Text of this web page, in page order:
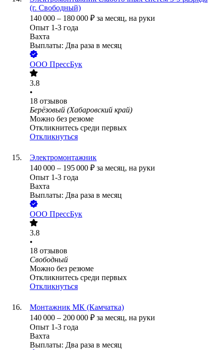
(г. Свободный)
140 000 – 180 000 ₽ за месяц, на руки
Опыт 1-3 года
Вахта
Выплаты: Два раза в месяц
ООО ПрессБук
3.8
•
18 отзывов
Берёзовый (Хабаровский край)
Можно без резюме
Откликнитесь среди первых
Откликнуться
Электромонтажник
140 000 – 195 000 ₽ за месяц, на руки
Опыт 1-3 года
Вахта
Выплаты: Два раза в месяц
ООО ПрессБук
3.8
•
18 отзывов
Свободный
Можно без резюме
Откликнитесь среди первых
Откликнуться
Монтажник МК (Камчатка)
140 000 – 200 000 ₽ за месяц, на руки
Опыт 1-3 года
Вахта
Выплаты: Два раза в месяц